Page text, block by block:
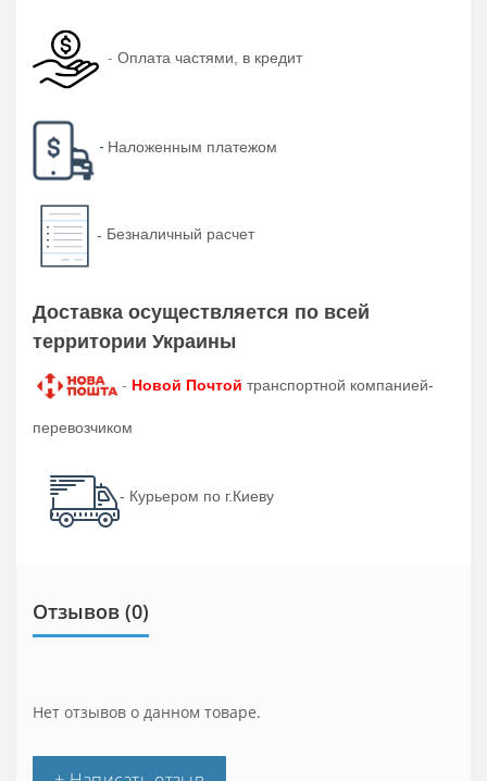
- Оплата частями, в кредит
- Наложенным платежом
- Безналичный расчет
Доставка осуществляется по всей
территории Украины
- Новой Почтой транспортной компанией-
перевозчиком
- Курьером по г.Киеву
Отзывов (0)
Нет отзывов о данном товаре.